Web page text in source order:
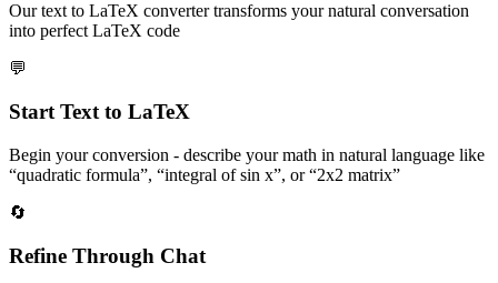
Our text to LaTeX converter transforms your natural conversation
into perfect LaTeX code
💬
Start Text to LaTeX
Begin your conversion - describe your math in natural language like
“quadratic formula”, “integral of sin x”, or “2x2 matrix”
🔄
Refine Through Chat